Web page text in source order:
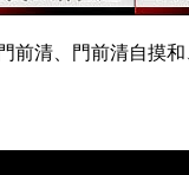
前清、門前清自摸